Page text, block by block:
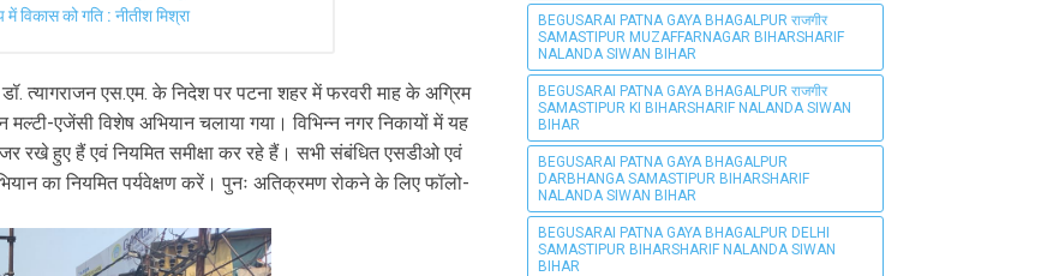
विकास को गति : नीतीश मिश्रा
त्यागराजन एस.एम. के निदेश पर पटना शहर में फरवरी माह के अग्रिम
एजेंसी विशेष अभियान चलाया गया। विभिन्न नगर निकायों में यह
रखे हुए हैं एवं नियमित समीक्षा कर रहे हैं। सभी संबंधित एसडीओ एवं
का नियमित पर्यवेक्षण करें। पुनः अतिक्रमण रोकने के लिए फॉलो-
BEGUSARAI PATNA GAYA BHAGALPUR राजगीर
SAMASTIPUR MUZAFFARNAGAR BIHARSHARIF
NALANDA SIWAN BIHAR
BEGUSARAI PATNA GAYA BHAGALPUR राजगीर
SAMASTIPUR KI BIHARSHARIF NALANDA SIWAN
BIHAR
BEGUSARAI PATNA GAYA BHAGALPUR
DARBHANGA SAMASTIPUR BIHARSHARIF
NALANDA SIWAN BIHAR
BEGUSARAI PATNA GAYA BHAGALPUR DELHI
SAMASTIPUR BIHARSHARIF NALANDA SIWAN
BIHAR